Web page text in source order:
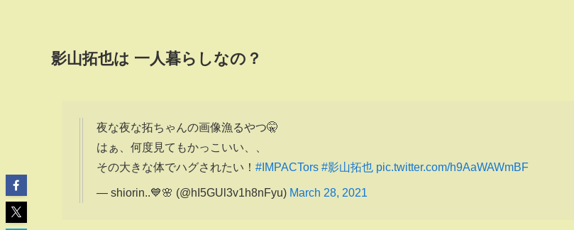
影山拓也は 一人暮らしなの？
夜な夜な拓ちゃんの画像漁るやつ🤫
はぁ、何度見てもかっこいい、、
その大きな体でハグされたい！ #IMPACTors #影山拓也 pic.twitter.com/h9AaWAWmBF
— shiorin..💙🌸 (@hI5GUl3v1h8nFyu) March 28, 2021